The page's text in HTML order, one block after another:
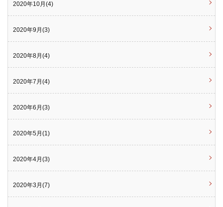
2020年10月(4)
2020年9月(3)
2020年8月(4)
2020年7月(4)
2020年6月(3)
2020年5月(1)
2020年4月(3)
2020年3月(7)